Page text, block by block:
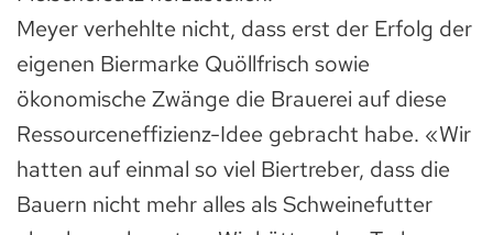
Meyer verhehlte nicht, dass erst der Erfolg der
eigenen Biermarke Quöllfrisch sowie
ökonomische Zwänge die Brauerei auf diese
Ressourceneffizienz-Idee gebracht habe. «Wir
hatten auf einmal so viel Biertreber, dass die
Bauern nicht mehr alles als Schweinefutter